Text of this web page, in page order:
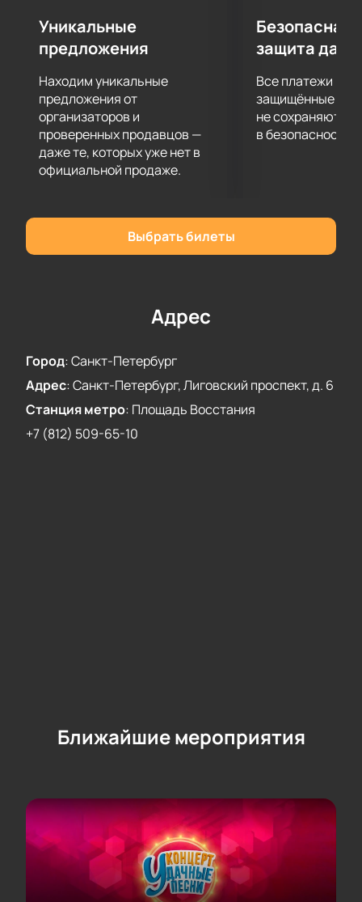
Уникальные
предложения
Находим уникальные
предложения от
организаторов и
проверенных продавцов —
даже те, которых уже нет в
официальной продаже.
Безопасная
защита
Все платежи
защищённые
не сохраняются
в безопасности.
Выбрать билеты
Адрес
Город:Санкт-Петербург
Адрес:Санкт-Петербург, Лиговский проспект, д. 6
Станция метро: Площадь Восстания
+7 (812) 509-65-10
Ближайшие мероприятия